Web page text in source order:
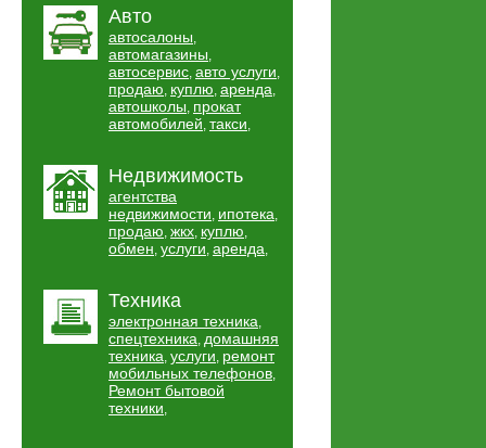
Авто
автосалоны,
автомагазины,
автосервис, авто услуги,
продаю, куплю, аренда,
автошколы, прокат
автомобилей, такси,
Недвижимость
агентства
недвижимости, ипотека,
продаю, жкх, куплю,
обмен, услуги, аренда,
Техника
электронная техника,
спецтехника, домашняя
техника, услуги, ремонт
мобильных телефонов,
Ремонт бытовой
техники,